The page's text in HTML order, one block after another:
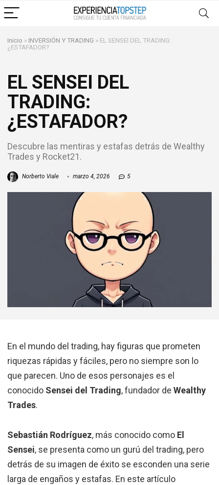
Inicio » INVERSIÓN Y TRADING » EL SENSEI DEL TRADING:
¿ESTAFADOR?
EL SENSEI DEL
TRADING:
¿ESTAFADOR?
Descubre las mentiras y estafas detrás de Wealthy
Trades y Rocket21.
Norberto Viale marzo 4, 2026 5
En el mundo del trading, hay figuras que prometen
riquezas rápidas y fáciles, pero no siempre son lo
que parecen. Uno de esos personajes es el
conocido Sensei del Trading, fundador de Wealthy
Trades.
Sebastián Rodríguez, más conocido como El
Sensei, se presenta como un gurú del trading, pero
detrás de su imagen de éxito se esconden una serie
larga de engaños y estafas. En este artículo